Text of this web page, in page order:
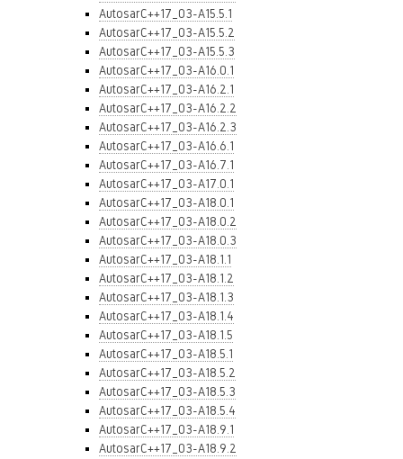
AutosarC++17_03-A15.5.1
AutosarC++17_03-A15.5.2
AutosarC++17_03-A15.5.3
AutosarC++17_03-A16.0.1
AutosarC++17_03-A16.2.1
AutosarC++17_03-A16.2.2
AutosarC++17_03-A16.2.3
AutosarC++17_03-A16.6.1
AutosarC++17_03-A16.7.1
AutosarC++17_03-A17.0.1
AutosarC++17_03-A18.0.1
AutosarC++17_03-A18.0.2
AutosarC++17_03-A18.0.3
AutosarC++17_03-A18.1.1
AutosarC++17_03-A18.1.2
AutosarC++17_03-A18.1.3
AutosarC++17_03-A18.1.4
AutosarC++17_03-A18.1.5
AutosarC++17_03-A18.5.1
AutosarC++17_03-A18.5.2
AutosarC++17_03-A18.5.3
AutosarC++17_03-A18.5.4
AutosarC++17_03-A18.9.1
AutosarC++17_03-A18.9.2